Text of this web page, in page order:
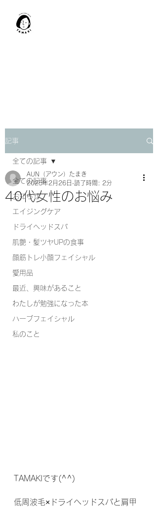
記事
全ての記事
お知らせ
エイジングケア
ドライヘッドスパ
肌艶・髪ツヤUPの食事
顔筋トレ小顔フェイシャル
愛用品
最近、興味があること
わたしが勉強になった本
ハーブフェイシャル
私のこと
全ての記事
40代女性のお悩み
AUN（アウン）たまき
2025年2月26日 読了時間: 2分
TAMAKIです(^^)
低周波毛×ドライヘッドスパと肩甲